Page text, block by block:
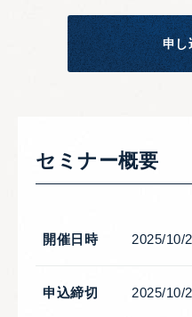
申し
セミナー概要
開催日時 2025/10/
申込締切 2025/10/